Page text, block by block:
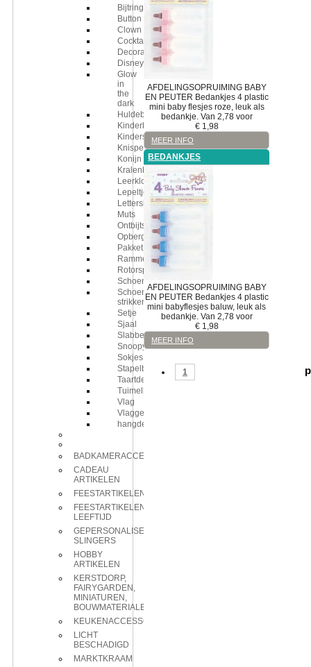
Bijtring
Button
Clown
Cocktailprikkers
Decoratie
Disney
Glow
in
the
dark
Huldebord
Kinderbestek
Kinderschort
Knisperdoekjes
Konijn
Kralenbaan
Leerklok
Lepeltje
Letterslinger
Muts
Ontbijtset
Opbergbox
Pakket
Rammelaar
Rotorspiraal
Schoentjes
Schoenveters
strikken
Setje
Sjaal
Slabbetje
Snoopy
Sokjes
Stapelbekers
Taartdecoratie
Tuimelbeker
Vlag
Vlaggenlijn
hangdecoratie
BADKAMERACCESSOIRES
CADEAU
ARTIKELEN
FEESTARTIKELEN
FEESTARTIKELEN
LEEFTIJD
GEPERSONALISEERDE
SLINGERS
HOBBY
ARTIKELEN
KERSTDORP,
FAIRYGARDEN,
MINIATUREN,
BOUWMATERIALEN
KEUKENACCESSOIRES
LICHT
BESCHADIGD
MARKTKRAAM
AFDELINGSOPRUIMING BABY
EN PEUTER Bedankjes 4 plastic
mini baby flesjes roze, leuk als
bedankje. Van 2,78 voor
€ 1,98
MEER INFO
BEDANKJES
AFDELINGSOPRUIMING BABY
EN PEUTER Bedankjes 4 plastic
mini babyflesjes baluw, leuk als
bedankje. Van 2,78 voor
€ 1,98
MEER INFO
1